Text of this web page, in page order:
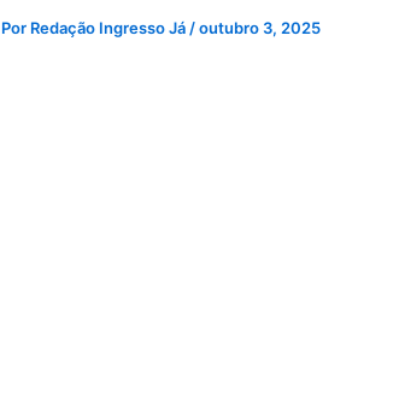
Por Redação Ingresso Já /outubro 3, 2025